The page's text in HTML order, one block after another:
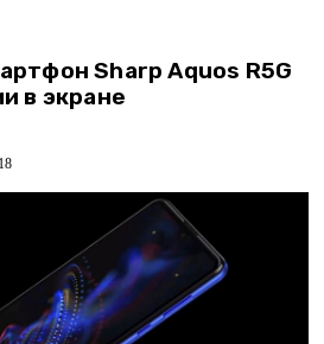
Sharp Aquos R5G
в экране